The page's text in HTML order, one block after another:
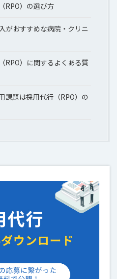
RPO）の選び方
がおすすめな病院・クリニ
RPO）に関するよくある質
課題は採用代行（RPO）の